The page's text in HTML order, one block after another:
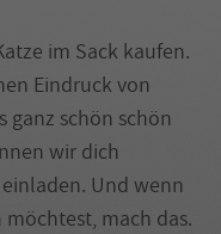
im Sack kaufen.
Eindruck von
ganz schön schön
wir dich
Und wenn
mach das.